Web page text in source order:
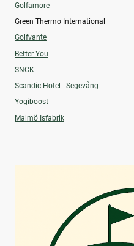
Golfamore
Green Thermo International
Golfvante
Better You
SNCK
Scandic Hotel - Segevång
Yogiboost
Malmö Isfabrik